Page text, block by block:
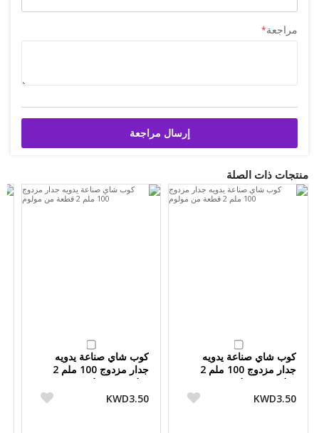
مراجعة
إرسال مراجعة
منتجات ذات الصلة
كوب شاي صناعة يدويه
جدار مزدوج 100 ملم 2
قطعة من مولوم
KWD3.50
كوب شاي صناعة يدويه
جدار مزدوج 100 ملم 2
قطعة من مولوم
KWD3.50